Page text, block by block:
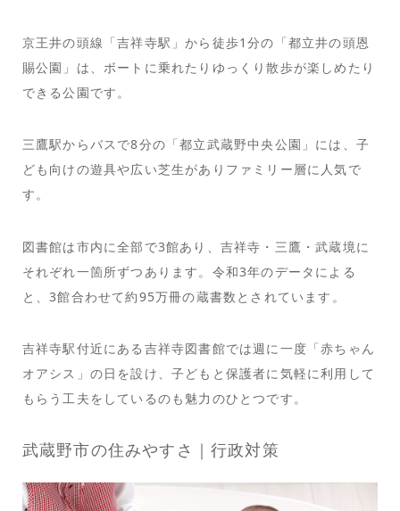
京王井の頭線「吉祥寺駅」から徒歩1分の「都立井の頭恩
賜公園」は、ボートに乗れたりゆっくり散歩が楽しめたり
できる公園です。
三鷹駅からバスで8分の「都立武蔵野中央公園」には、子
ども向けの遊具や広い芝生がありファミリー層に人気で
す。
図書館は市内に全部で3館あり、吉祥寺・三鷹・武蔵境に
それぞれ一箇所ずつあります。令和3年のデータによる
と、3館合わせて約95万冊の蔵書数とされています。
吉祥寺駅付近にある吉祥寺図書館では週に一度「赤ちゃん
オアシス」の日を設け、子どもと保護者に気軽に利用して
もらう工夫をしているのも魅力のひとつです。
武蔵野市の住みやすさ｜行政対策